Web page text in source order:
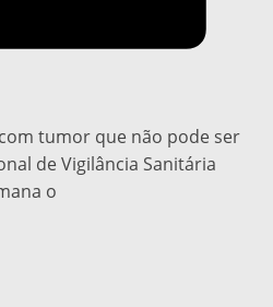
tumor que não pode ser
de Vigilância Sanitária
o